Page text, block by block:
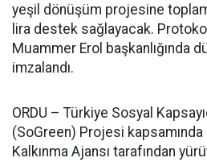
yeşil dönüşüm projesine
lira destek sağlayacak.
Muammer Erol başkanlığında
imzalandı.
ORDU – Türkiye Sosyal
(SoGreen) Projesi
Kalkınma Ajansı tarafından